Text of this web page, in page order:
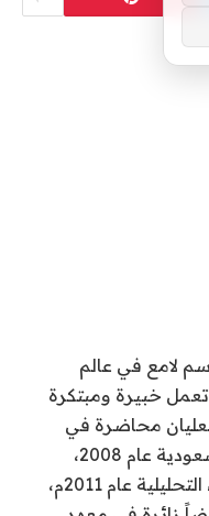
لامع في عالم
تعمل خبيرة ومبتكرة
محاضرة في
جامعة الدمام بالمملكة العربية السعودية عام 2008،
وعملت أيضاً أستاذ مساعد للكيمياء التحليلية عام 2011م،